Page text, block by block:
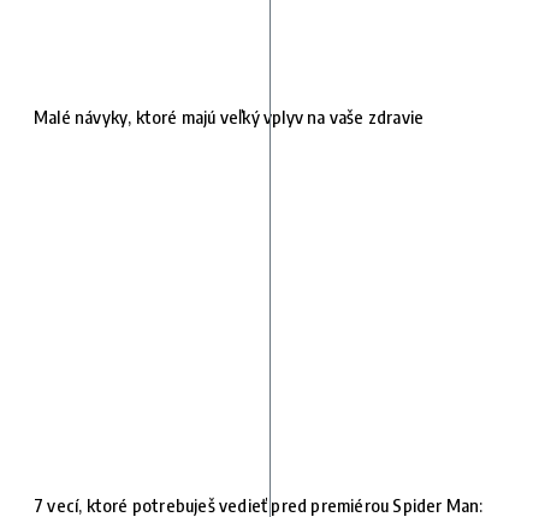
Malé návyky, ktoré majú veľký vplyv na vaše zdravie
7 vecí, ktoré potrebuješ vedieť pred premiérou Spider Man: